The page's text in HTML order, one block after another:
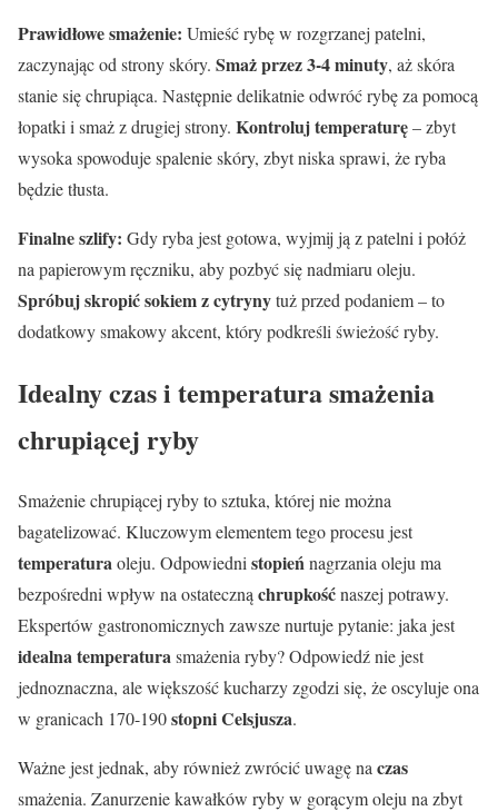
Prawidłowe smażenie: Umieść rybę w rozgrzanej patelni,
zaczynając od strony skóry. Smaż przez 3-4 minuty, aż skóra
stanie się chrupiąca. Następnie delikatnie odwróć rybę za pomocą
łopatki i smaż z drugiej strony. Kontroluj temperaturę– zbyt
wysoka spowoduje spalenie skóry, zbyt niska sprawi, że ryba
będzie tłusta.
Finalne szlify: Gdy ryba jest gotowa, wyjmij ją z patelni i połóż
na papierowym ręczniku, aby pozbyć się nadmiaru oleju.
Spróbuj skropić sokiem z cytrynytuż przed podaniem – to
dodatkowy smakowy akcent, który podkreśli świeżość ryby.
Idealny czas i temperatura smażenia
chrupiącej ryby
Smażenie chrupiącej ryby to sztuka, której nie można
bagatelizować. Kluczowym elementem tego procesu jest
temperaturaoleju. Odpowiedni stopieńnagrzania oleju ma
bezpośredni wpływ na ostateczną chrupkośćnaszej potrawy.
Ekspertów gastronomicznych zawsze nurtuje pytanie: jaka jest
idealna temperaturasmażenia ryby? Odpowiedź nie jest
jednoznaczna, ale większość kucharzy zgodzi się, że oscyluje ona
w granicach 170-190stopni Celsjusza.
Ważne jest jednak, aby również zwrócić uwagę na czas
smażenia. Zanurzenie kawałków ryby w gorącym oleju na zbyt